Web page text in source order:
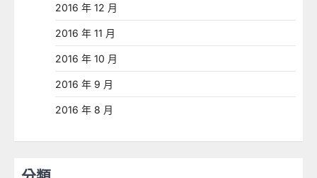
2016 年 12 月
2016 年 11 月
2016 年 10 月
2016 年 9 月
2016 年 8 月